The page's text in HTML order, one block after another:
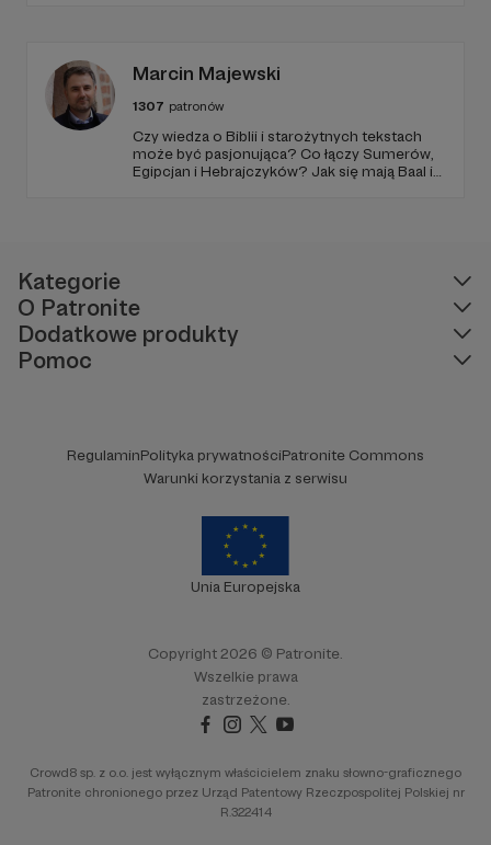
Marcin Majewski
1307 patronów
Czy wiedza o Biblii i starożytnych tekstach
może być pasjonująca? Co łączy Sumerów,
Egipcjan i Hebrajczyków? Jak się mają Baal i
Kategorie
O Patronite
Dodatkowe produkty
Pomoc
RegulaminPolityka prywatnościPatronite Commons
Warunki korzystania z serwisu
Unia Europejska
Copyright 2026 © Patronite.
Wszelkie prawa
zastrzeżone.
Crowd8 sp. z o.o. jest wyłącznym właścicielem znaku słowno-graficznego
Patronite chronionego przez Urząd Patentowy Rzeczpospolitej Polskiej nr
R.322414